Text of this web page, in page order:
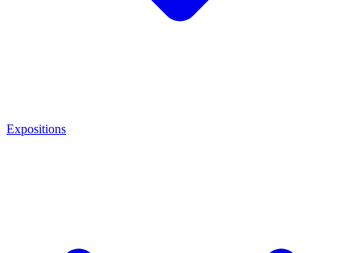
Expositions